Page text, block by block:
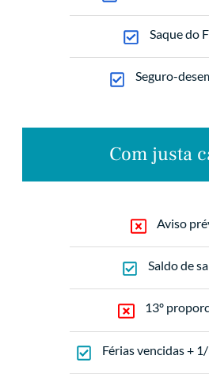
Saque do
Seguro-
Com justa
Aviso
Saldo de
13º
Férias vencidas +